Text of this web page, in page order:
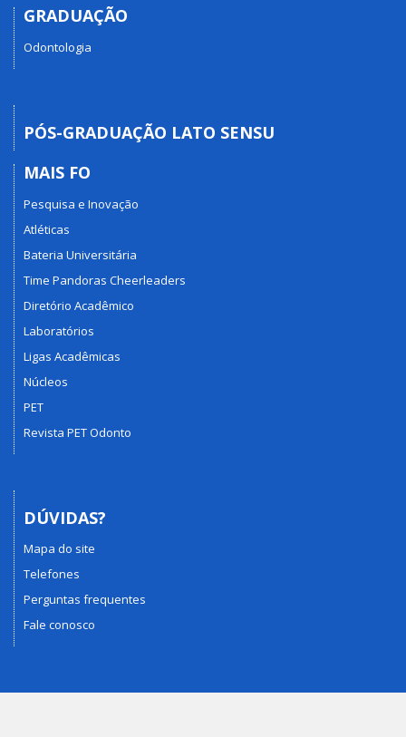
GRADUAÇÃO
Odontologia
PÓS-GRADUAÇÃO LATO SENSU
MAIS FO
Pesquisa e Inovação
Atléticas
Bateria Universitária
Time Pandoras Cheerleaders
Diretório Acadêmico
Laboratórios
Ligas Acadêmicas
Núcleos
PET
Revista PET Odonto
DÚVIDAS?
Mapa do site
Telefones
Perguntas frequentes
Fale conosco